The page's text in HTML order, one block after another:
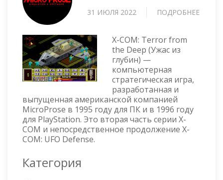
31 ИЮЛЯ 2022 ПОДРОБНЕЕ
X-COM: Terror from
the Deep (Ужас из
глубин) —
компьютерная
стратегическая игра,
разработанная и
выпущенная американской компанией
MicroProse в 1995 году для ПК и в 1996 году
для PlayStation. Это вторая часть серии X-
COM и непосредственное продолжение X-
COM: UFO Defense.
Категория